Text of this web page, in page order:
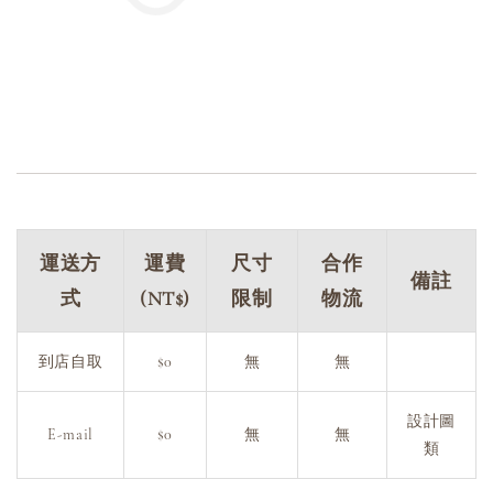
運送方
式
運費
(NT$)
尺寸
限制
合作
物流
備註
到店自取 $0 無 無
E-mail $0 無 無
設計圖
類